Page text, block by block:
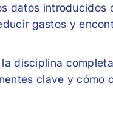
datos introducidos
gastos y
disciplina
clave y cómo